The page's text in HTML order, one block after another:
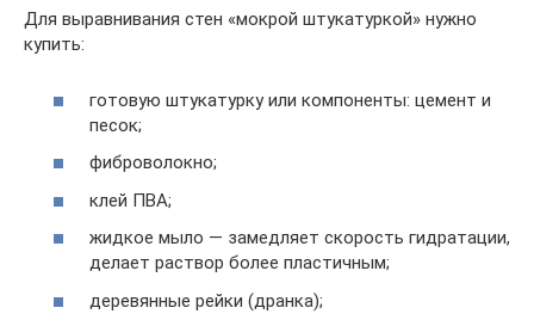
Для выравнивания стен «мокрой штукатуркой» нужно
купить:
готовую штукатурку или компоненты: цемент и
песок;
фиброволокно;
клей ПВА;
жидкое мыло — замедляет скорость гидратации,
делает раствор более пластичным;
деревянные рейки (дранка);